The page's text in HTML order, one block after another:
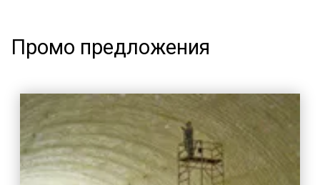
Промо предложения